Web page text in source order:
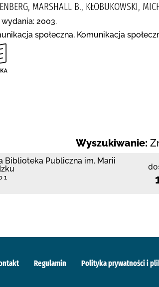
MARSHALL B., KŁOBUKOWSKI,
wydania: 2003.
społeczna, Komunikacja
Wyszukiwanie:
Biblioteka Publiczna im. Marii
1
Regulamin Polityka prywatności i